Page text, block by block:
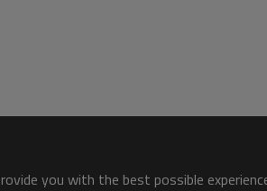
you with the best possible